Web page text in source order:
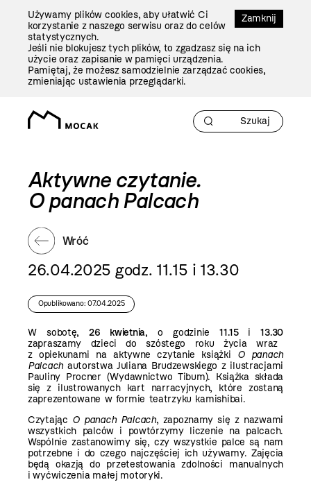
Zamknij
Używamy plików cookies, aby ułatwić Ci
korzystanie z naszego serwisu oraz do celów
statystycznych.
Jeśli nie blokujesz tych plików, to zgadzasz się na ich
użycie oraz zapisanie w pamięci urządzenia.
Pamiętaj, że możesz samodzielnie zarządzać cookies,
zmieniając ustawienia przeglądarki.
Aktywne czytanie.
O panach Palcach
Wróć
26.04.2025 godz. 11.15 i 13.30
Opublikowano: 07.04.2025
W sobotę,26 kwietnia, o godzinie11.15 i13.30
zapraszamy dzieci do szóstego roku życia wraz
z opiekunami na aktywne czytanie książki O panach
Palcachautorstwa Juliana Brudzewskiego z ilustracjami
Pauliny Procner (Wydawnictwo Tibum). Książka składa
się z ilustrowanych kart narracyjnych, które zostaną
zaprezentowane w formie teatrzyku kamishibai.
Czytając O panach Palcach, zapoznamy się z nazwami
wszystkich palców i powtórzymy liczenie na palcach.
Wspólnie zastanowimy się, czy wszystkie palce są nam
potrzebne i do czego najczęściej ich używamy. Zajęcia
będą okazją do przetestowania zdolności manualnych
i wyćwiczenia małej motoryki.